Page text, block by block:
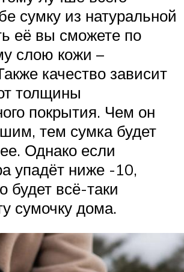
сумку из натуральной
её вы сможете по
слою кожи –
качество зависит
толщины
покрытия. Чем он
тем сумка будет
Однако если
упадёт ниже -10,
будет всё-таки
сумочку дома.